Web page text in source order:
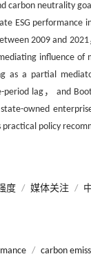
carbon neutrality
ESG performance
2009 and
influence of
a partial
lag， and
owned
policy
度 / 媒体关注 /
/ carbon